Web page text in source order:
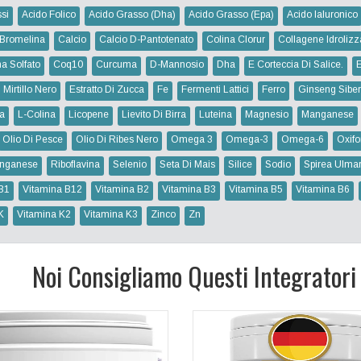
Acido Folico Acido Grasso (dha) Acido Grasso (epa) Acido Ialuronico
Bromelina Calcio Calcio D-Pantotenato Colina Clorur Collagene
Solfato Coq10 Curcuma D-Mannosio Dha E Corteccia Di Salice.
Mirtillo Nero Estratto Di Zucca Fe Fermenti Lattici Ferro Ginseng
L-Colina Licopene Lievito Di Birra Luteina Magnesio Manganese
Olio Di Pesce Olio Di Ribes Nero Omega 3 Omega-3 Omega-6
Riboflavina Selenio Seta Di Mais Silice Sodio Spirea
Vitamina B12 Vitamina B2 Vitamina B3 Vitamina B5 Vitamina B6
Vitamina K2 Vitamina K3 Zinco Zn
Noi Consigliamo Questi